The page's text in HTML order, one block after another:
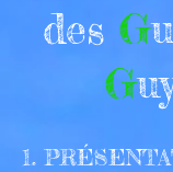
des G
G
1.